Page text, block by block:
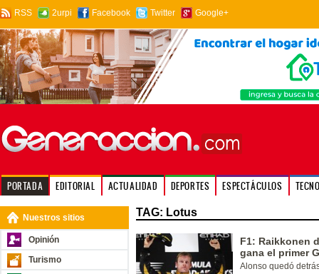
RSS 2urpi Facebook Twitter Google+
PORTADA EDITORIAL ACTUALIDAD DEPORTES ESPECTÁCULOS
Nuestros sitios
Opinión
Turismo
TAG: Lotus
F1: Raikkonen
gana el primer
Alonso quedó